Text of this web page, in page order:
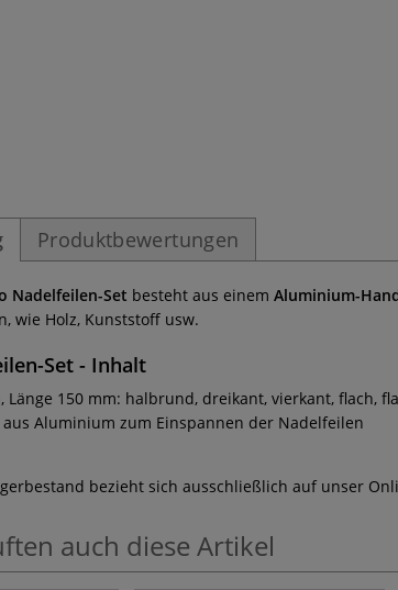
Produktbewertungen
Nadelfeilen-Set besteht aus einem Aluminium-
wie Holz, Kunststoff usw.
Set - Inhalt
Länge 150 mm: halbrund, dreikant, vierkant, flach,
Aluminium zum Einspannen der Nadelfeilen
bezieht sich ausschließlich auf unser
auch diese Artikel